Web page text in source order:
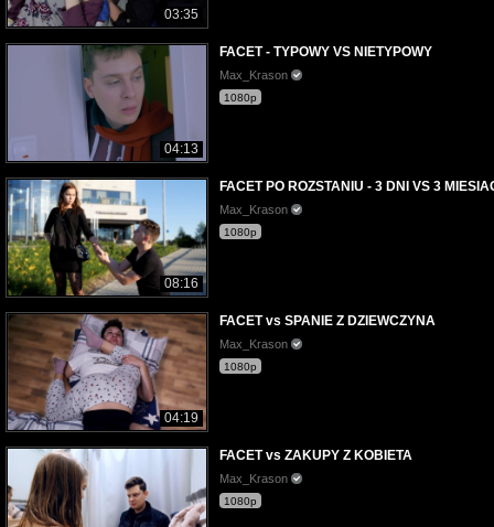
03:35
04:13
FACET - TYPOWY VS NIETYPOWY
Max_Krason
1080p
08:16
FACET PO ROZSTANIU - 3 DNI VS 3
Max_Krason
1080p
04:19
FACET vs SPANIE Z DZIEWCZYNA
Max_Krason
1080p
FACET vs ZAKUPY Z KOBIETA
Max_Krason
1080p